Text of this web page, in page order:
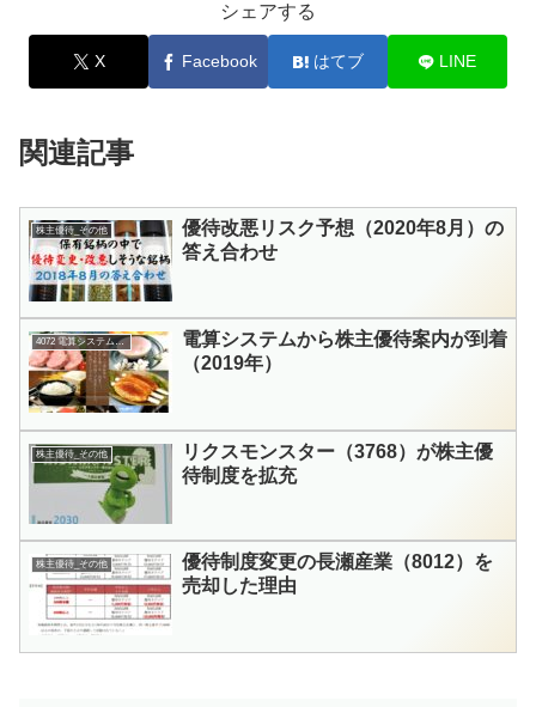
シェアする
X Facebook はてブ LINE
関連記事
株主優待_その他
優待改悪リスク予想（2020年8月）の
答え合わせ
4072 電算システムHD
電算システムから株主優待案内が到着
（2019年）
株主優待_その他
リクスモンスター（3768）が株主優
待制度を拡充
株主優待_その他
優待制度変更の長瀬産業（8012）を
売却した理由